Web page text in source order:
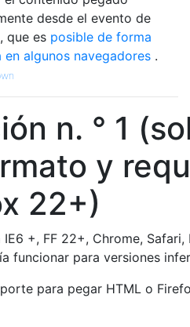
desde el evento de
que es posible de forma
en algunos navegadores .
n. ° 1
y
22+)
IE6 +, FF 22+, Chrome,
funcionar para versiones
para pegar HTML o